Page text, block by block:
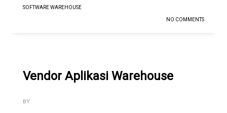
SOFTWARE WAREHOUSE
NO COMMENTS
Vendor Aplikasi Warehouse
BY